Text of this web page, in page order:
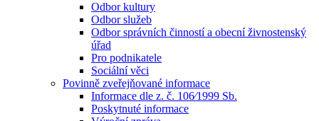
Odbor kultury
Odbor služeb
Odbor správních činností a obecní živnostenský
úřad
Pro podnikatele
Sociální věci
Povinně zveřejňované informace
Informace dle z. č. 106⁄1999 Sb.
Poskytnuté informace